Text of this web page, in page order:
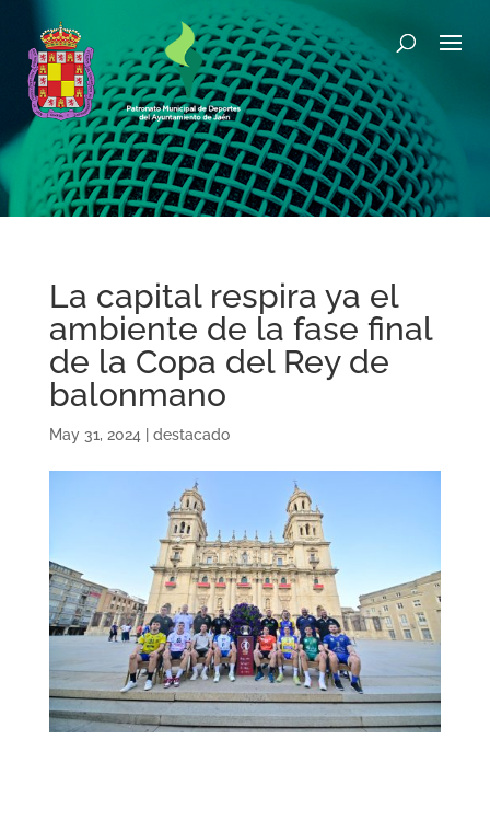
La capital respira ya el
ambiente de la fase final
de la Copa del Rey de
balonmano
May 31, 2024 destacado